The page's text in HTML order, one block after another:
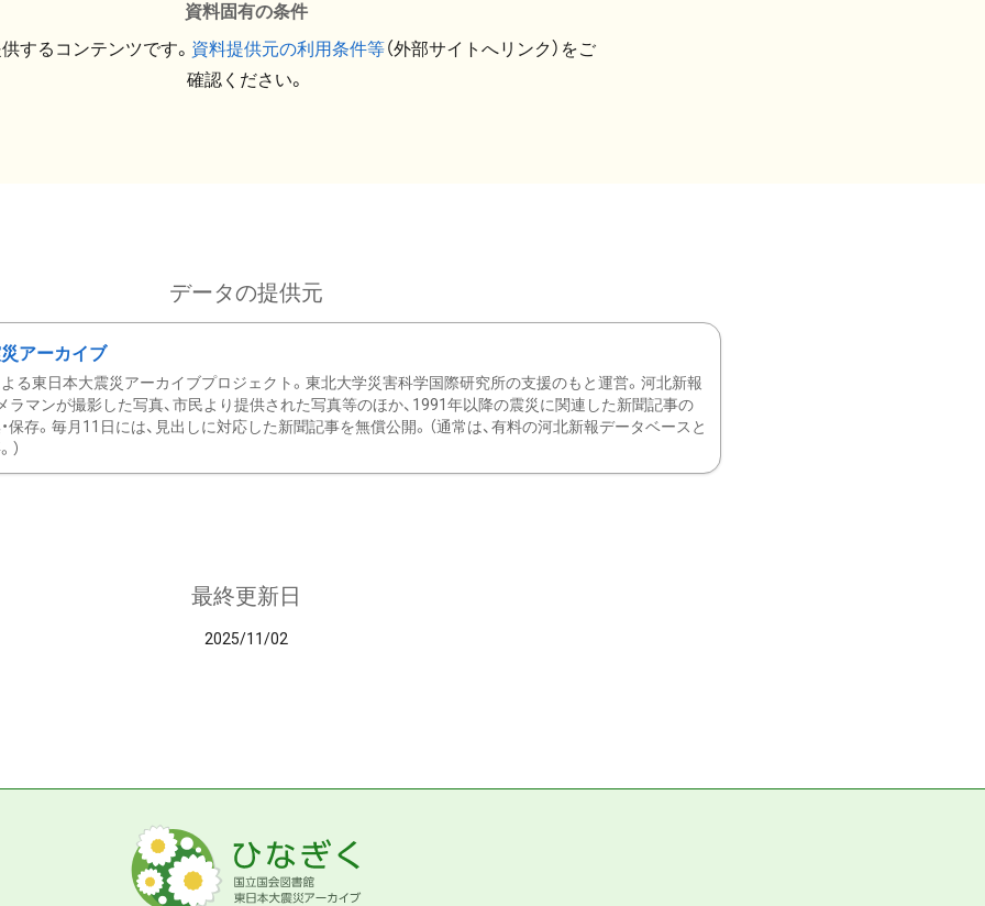
資料固有の条件
するコンテンツです。 資料提供元の利用条件等（外部サイトへリンク）をご
確認ください。
データの提供元
アーカイブ
る東日本大震災アーカイブプロジェクト。東北大学災害科学国際研究所の支援のもと運営。河北新報
ラマンが撮影した写真、市民より提供された写真等のほか、1991年以降の震災に関連した新聞記事の
保存。毎月11日には、見出しに対応した新聞記事を無償公開。（通常は、有料の河北新報データベースと
）
最終更新日
2025/11/02